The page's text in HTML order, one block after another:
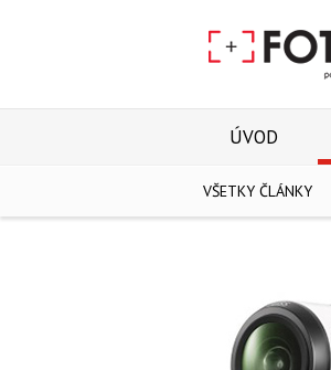
ÚVOD
VŠETKY ČLÁNKY